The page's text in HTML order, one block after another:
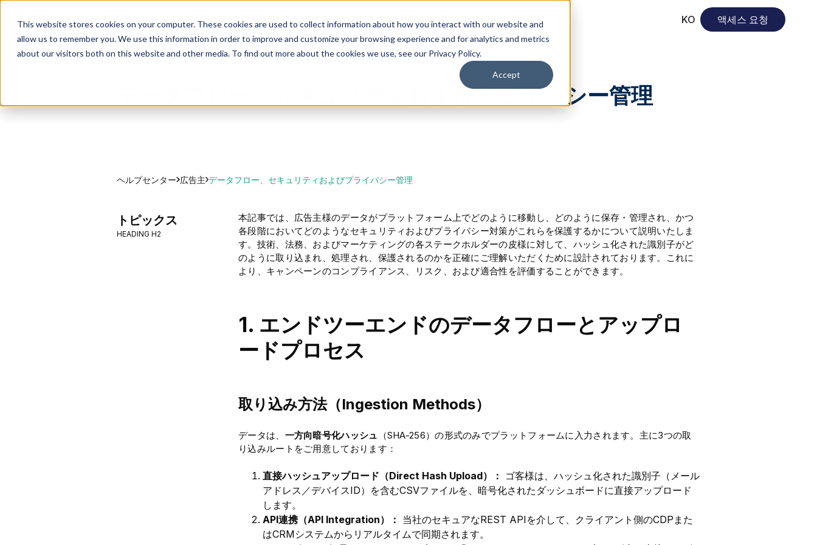
This website stores cookies on your computer. These cookies are used to collect information about how you interact with our website and
allow us to remember you. We use this information in order to improve and customize your browsing experience and for analytics and metrics
about our visitors both on this website and other media. To find out more about the cookies we use, see our Privacy Policy.
Accept
솔루션 플랫폼 리소스 KO 액세스 요청
データフロー、セキュリティおよびプライバシー管理
ヘルプセンター 広告主 データフロー、セキュリティおよびプライバシー管理
トピックス
HEADING H2
本記事では、広告主様のデータがプラットフォーム上でどのように移動し、どのように保存・管理され、かつ
各段階においてどのようなセキュリティおよびプライバシー対策がこれらを保護するかについて説明いたしま
す。技術、法務、およびマーケティングの各ステークホルダーの皮様に対して、ハッシュ化された識別子がど
のように取り込まれ、処理され、保護されるのかを正確にご理解いただくために設計されております。これに
より、キャンペーンのコンプライアンス、リスク、および適合性を評価することができます。
1. エンドツーエンドのデータフローとアップロ
ードプロセス
取り込み方法（Ingestion Methods）
データは、 一方向暗号化ハッシュ （SHA-256）の形式のみでプラットフォームに入力されます。主に3つの取
り込みルートをご用意しております：
直接ハッシュアップロード（Direct Hash Upload）：
ゴ客様は、ハッシュ化された識別子（メール
アドレス／デバイスID）を含むCSVファイルを、暗号化されたダッシュボードに直接アップロード
します。
API連携（API Integration）： 当社のセキュアなREST APIを介して、クライアント側のCDPまた
はCRMシステムからリアルタイムで同期されます。